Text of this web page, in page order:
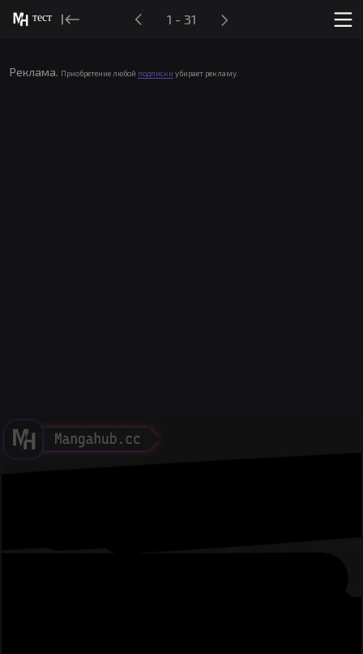
тест 1 - 31
Реклама. Приобретение любой подписки убирает рекламу.